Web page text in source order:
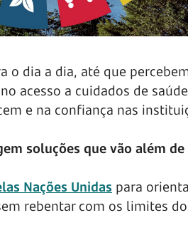
o dia a dia, até que
acesso a cuidados de
e na confiança nas
soluções que vão além de
Nações Unidas para
rebentar com os limites